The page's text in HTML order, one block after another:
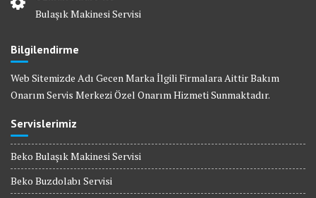
Bulaşık Makinesi Servisi
Bilgilendirme
Web Sitemizde Adı Gecen Marka İlgili Firmalara Aittir Bakım
Onarım Servis Merkezi Özel Onarım Hizmeti Sunmaktadır.
Servislerimiz
Beko Bulaşık Makinesi Servisi
Beko Buzdolabı Servisi